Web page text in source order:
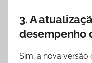
3. A
desempenho
Sim, a nova versão